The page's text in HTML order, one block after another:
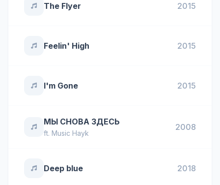
The Flyer 2015
Feelin' High 2015
I'm Gone 2015
МЫ СНОВА ЗДЕСЬ
ft. Music Hayk
2008
Deep blue 2018